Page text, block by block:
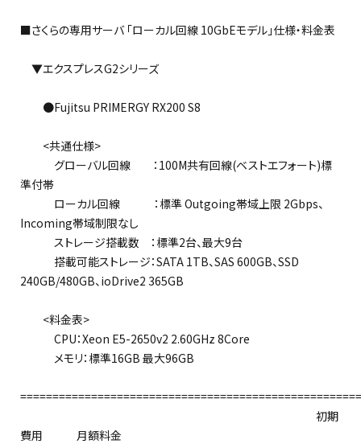
■さくらの専用サーバ 「ローカル回線 10GbEモデル」仕様・料金表
▼エクスプレスG2シリーズ
●Fujitsu PRIMERGY RX200 S8
<共通仕様>
グローバル回線 ：100M共有回線(ベストエフォート)標
準付帯
ローカル回線 ：標準 Outgoing帯域上限 2Gbps、
Incoming帯域制限なし
ストレージ搭載数 ：標準2台、最大9台
搭載可能ストレージ：SATA 1TB、SAS 600GB、SSD
240GB/480GB、ioDrive2 365GB
<料金表>
CPU：Xeon E5-2650v2 2.60GHz 8Core
メモリ：標準16GB 最大96GB
初期
費用 月額料金